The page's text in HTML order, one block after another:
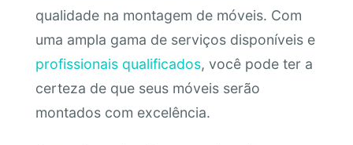
qualidade na montagem de móveis. Com
uma ampla gama de serviços disponíveis e
profissionais qualificados, você pode ter a
certeza de que seus móveis serão
montados com excelência.